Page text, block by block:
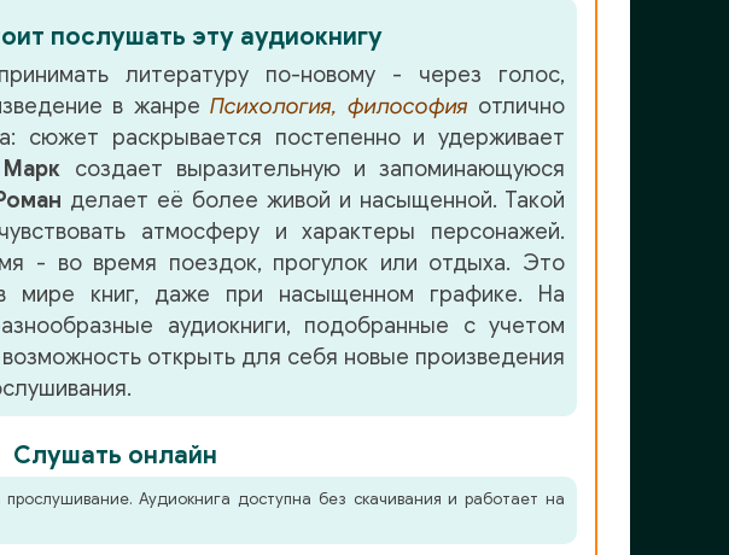
послушать эту аудиокнигу
литературу по-новому - через голос,
в жанре Психология, философия отлично
сюжет раскрывается постепенно и удерживает
создает выразительную и запоминающуюся
делает её более живой и насыщенной. Такой
атмосферу и характеры персонажей.
- во время поездок, прогулок или отдыха. Это
мире книг, даже при насыщенном графике. На
аудиокниги, подобранные с учетом
открыть для себя новые произведения
Слушать онлайн
Аудиокнига доступна без скачивания и работает на